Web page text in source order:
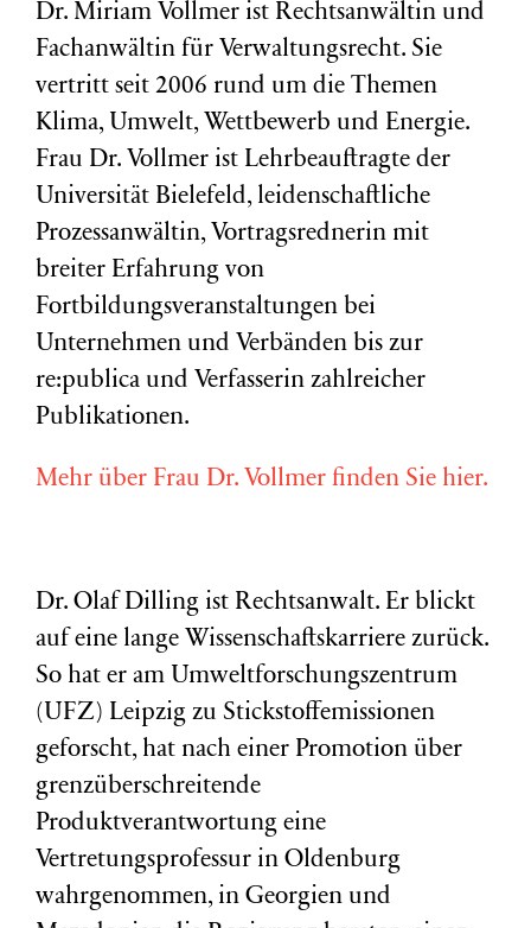
Dr. Miriam Vollmer ist Rechtsanwältin und
Fachanwältin für Verwaltungsrecht. Sie
vertritt seit 2006 rund um die Themen
Klima, Umwelt, Wettbewerb und Energie.
Frau Dr. Vollmer ist Lehrbeauftragte der
Universität Bielefeld, leidenschaftliche
Prozessanwältin, Vortragsrednerin mit
breiter Erfahrung von
Fortbildungsveranstaltungen bei
Unternehmen und Verbänden bis zur
re:publica und Verfasserin zahlreicher
Publikationen.
Mehr über Frau Dr. Vollmer finden Sie hier.
Dr. Olaf Dilling ist Rechtsanwalt. Er blickt
auf eine lange Wissenschaftskarriere zurück.
So hat er am Umweltforschungszentrum
(UFZ) Leipzig zu Stickstoffemissionen
geforscht, hat nach einer Promotion über
grenzüberschreitende
Produktverantwortung eine
Vertretungsprofessur in Oldenburg
wahrgenommen, in Georgien und